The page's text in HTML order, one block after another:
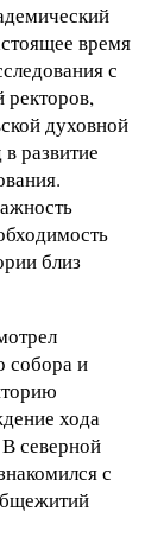
время
с
ректоров,
духовной
развитие
близ
собора и
хода
северной
с